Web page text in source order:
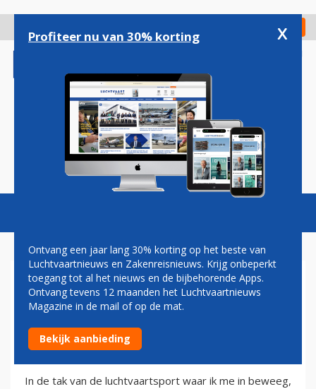
gaan
Check in
Magazine Podcasts Vacatures
ERIC VAN WALSEM: STANK
VOOR DANK
30 maart 2011
In de tak van de luchtvaartsport waar ik me in beweeg,
Profiteer nu van 30% korting x
Ontvang een jaar lang 30% korting op het beste van
Luchtvaartnieuws en Zakenreisnieuws. Krijg onbeperkt
toegang tot al het nieuws en de bijbehorende Apps.
Ontvang tevens 12 maanden het Luchtvaartnieuws
Magazine in de mail of op de mat.
Bekijk aanbieding